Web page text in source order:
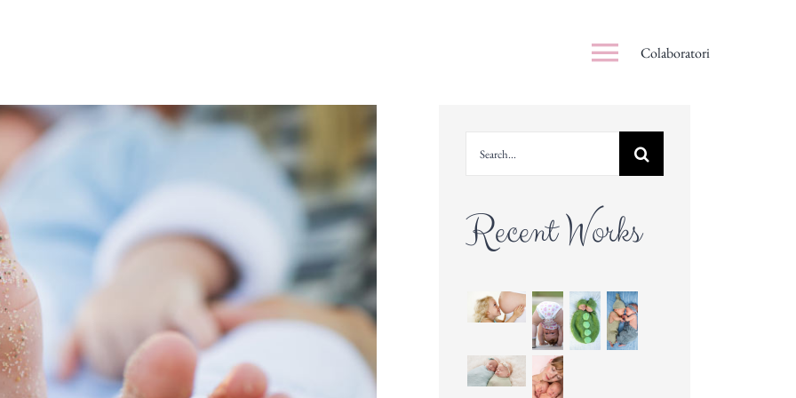
Colaboratori
Recent Works